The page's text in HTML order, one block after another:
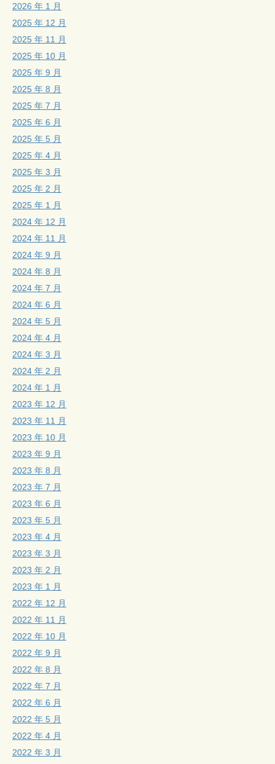
2026 年 1 月
2025 年 12 月
2025 年 11 月
2025 年 10 月
2025 年 9 月
2025 年 8 月
2025 年 7 月
2025 年 6 月
2025 年 5 月
2025 年 4 月
2025 年 3 月
2025 年 2 月
2025 年 1 月
2024 年 12 月
2024 年 11 月
2024 年 9 月
2024 年 8 月
2024 年 7 月
2024 年 6 月
2024 年 5 月
2024 年 4 月
2024 年 3 月
2024 年 2 月
2024 年 1 月
2023 年 12 月
2023 年 11 月
2023 年 10 月
2023 年 9 月
2023 年 8 月
2023 年 7 月
2023 年 6 月
2023 年 5 月
2023 年 4 月
2023 年 3 月
2023 年 2 月
2023 年 1 月
2022 年 12 月
2022 年 11 月
2022 年 10 月
2022 年 9 月
2022 年 8 月
2022 年 7 月
2022 年 6 月
2022 年 5 月
2022 年 4 月
2022 年 3 月